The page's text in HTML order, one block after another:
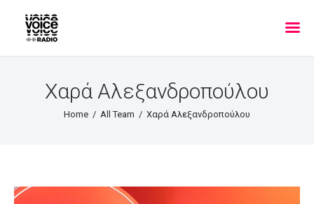
Χαρά Αλεξανδροπούλου
Home All Team Χαρά Αλεξανδροπούλου